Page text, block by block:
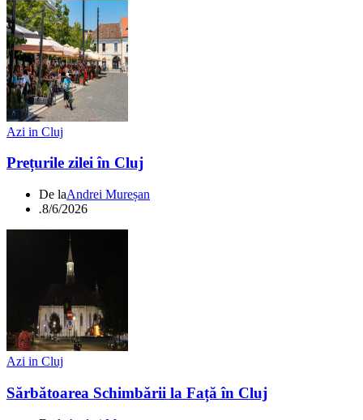
Azi in Cluj
Prețurile zilei în Cluj
De laAndrei Mureșan
.8/6/2026
Azi in Cluj
Sărbătoarea Schimbării la Față în Cluj